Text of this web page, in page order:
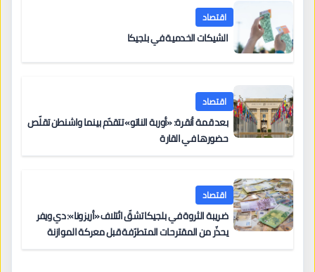
اقتصاد
الشيكات الخدمية في بلجيكا
اقتصاد
بعد قمة أنقرة: «أوربة الناتو» تتقدّم بينما واشنطن تقلّص
حضورها في القارة
اقتصاد
ضريبة الثروة في بلجيكا تشقّ ائتلاف «أريزونا»: دي ويفر
يحذّر من المقترحات المتطرّفة قبل معركة الموازنة